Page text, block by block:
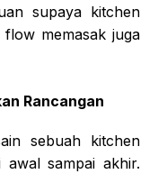
supaya kitchen
memasak juga
Rancangan
sebuah kitchen
sampai akhir.